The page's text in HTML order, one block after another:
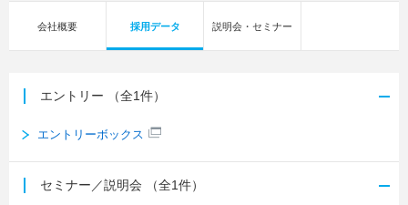
会社概要 採用データ 説明会・セミナー
エントリー （全1件）
エントリーボックス
セミナー／説明会 （全1件）